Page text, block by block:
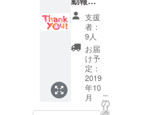
メール
・オリ
ジナル
ステッ
カー ・
HPへの
お名前
掲載
（希望
者の
支援
者：
9人
お届
け予
定：
2019
年10
月
こ
の
リ